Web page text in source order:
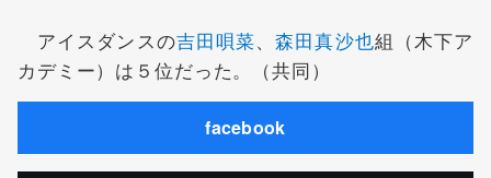
アイスダンスの吉田唄菜、森田真沙也組（木下ア
カデミー）は５位だった。（共同）
facebook